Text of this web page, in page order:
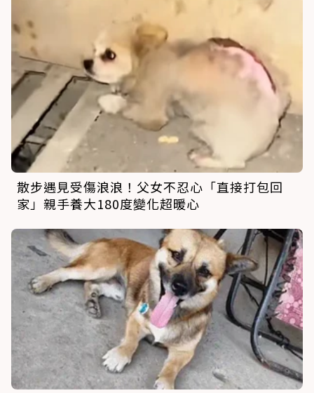
散步遇見受傷浪浪！父女不忍心「直接打包回
家」親手養大180度變化超暖心